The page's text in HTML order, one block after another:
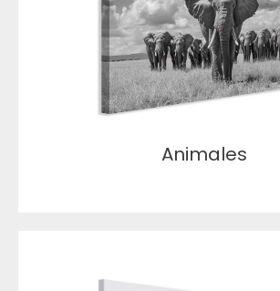
Animales